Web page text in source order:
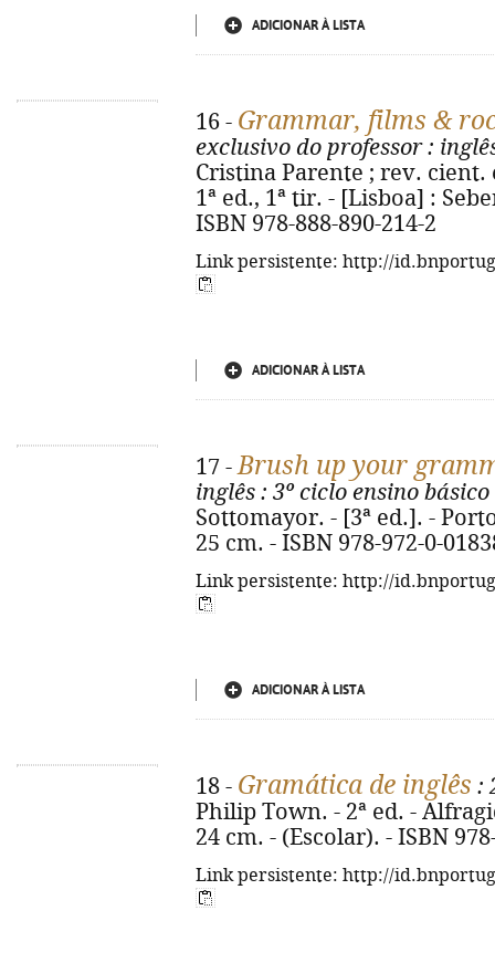
ADICIONAR À LISTA
16 - Grammar, films &
exclusivo do professor:
Cristina Parente ; rev.
1ª ed., 1ª tir. - [Lisboa] :
ISBN 978-888-890-214-2
Link persistente: http://
ADICIONAR À LISTA
17 -Brush up your
inglês : 3º ciclo ensino básico
Sottomayor. - [3ª ed.]. -
25 cm. - ISBN 978-972-0-
Link persistente: http://
ADICIONAR À LISTA
18 - Gramática de inglês :
Philip Town. - 2ª ed. -
24 cm. - (Escolar). - ISBN
Link persistente: http://